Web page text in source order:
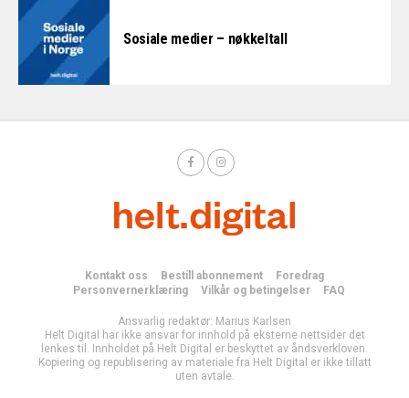
Sosiale medier – nøkkeltall
Kontakt oss Bestill abonnement
Foredrag
Personvernerklæring
Vilkår og betingelser FAQ
Ansvarlig redaktør: Marius Karlsen
Helt Digital har ikke ansvar for innhold på eksterne nettsider det
lenkes til. Innholdet på Helt Digital er beskyttet av åndsverkloven.
Kopiering og republisering av materiale fra Helt Digital er ikke tillatt
uten avtale.